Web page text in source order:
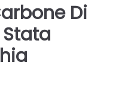
Di
Stata